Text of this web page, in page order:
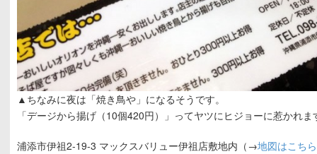
▲ちなみに夜は「焼き鳥や」になるそうです。
「デージから揚げ（10個420円）」ってヤツにヒジョーに惹かれま
浦添市伊祖2-19-3 マックスバリュー伊祖店敷地内（→地図はこちら